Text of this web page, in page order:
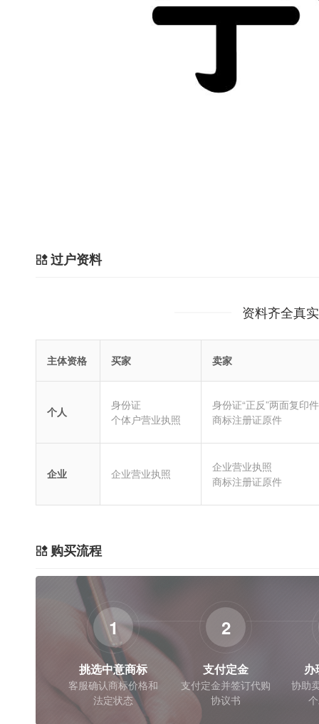
过户资料
资料齐全真
主体资格 买家 卖家
个人
身份证
个体户营业执照
身份证“正反”两面复印件
商标注册证原件
企业 企业营业执照
企业营业执照
商标注册证原件
购买流程
1
挑选中意商标
客服确认商标价格和
法定状态
2
支付定金
支付定金并签订代购
协议书
办
协助